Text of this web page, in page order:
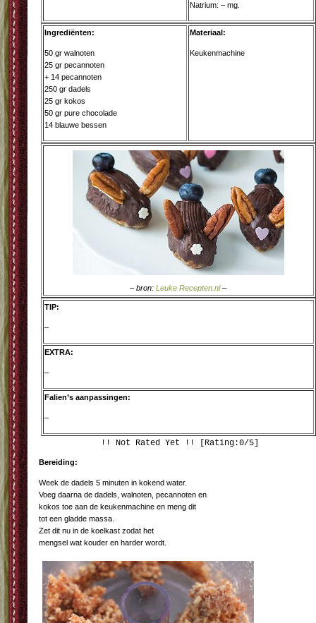
Natrium: – mg.
Ingrediënten:
50 gr walnoten
25 gr pecannoten
+ 14 pecannoten
250 gr dadels
25 gr kokos
50 gr pure chocolade
14 blauwe bessen
Materiaal:
Keukenmachine
– bron:Leuke Recepten.nl–
TIP:
–
EXTRA:
–
Falien’s aanpassingen:
–
!! Not Rated Yet !! [Rating:0/5]
Bereiding:
Week de dadels 5 minuten in kokend water.
Voeg daarna de dadels, walnoten, pecannoten en
kokos toe aan de keukenmachine en meng dit
tot een gladde massa.
Zet dit nu in de koelkast zodat het
mengsel wat kouder en harder wordt.